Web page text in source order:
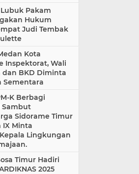
Pakam
Hukum
Judi Tembak
Kota
Inspektorat, Wali
dan BKD Diminta
Sementara
K Berbagi
Sambut
Sidorame Timur
Minta
Lingkungan
Timur Hadiri
2025